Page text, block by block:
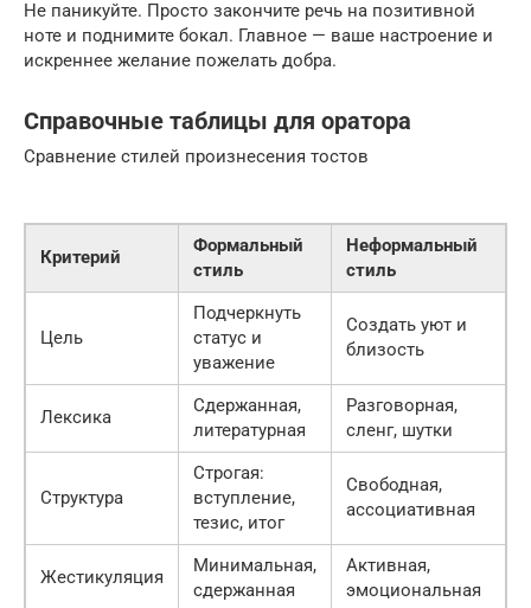
Не паникуйте. Просто закончите речь на позитивной
ноте и поднимите бокал. Главное — ваше настроение и
искреннее желание пожелать добра.
Справочные таблицы для оратора
Сравнение стилей произнесения тостов
Критерий
Формальный
стиль
Неформальный
стиль
Цель
Подчеркнуть
статус и
уважение
Создать уют и
близость
Лексика
Сдержанная,
литературная
Разговорная,
сленг, шутки
Структура
Строгая:
вступление,
тезис, итог
Свободная,
ассоциативная
Жестикуляция
Минимальная,
сдержанная
Активная,
эмоциональная